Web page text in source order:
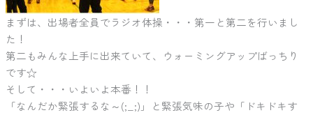
まずは、出場者全員でラジオ体操・・・第一と第二を行いまし
た！
第二もみんな上手に出来ていて、ウォーミングアップばっちり
です☆
そして・・・いよいよ本番！！
「なんだか緊張するな～(;_;)」と緊張気味の子や「ドキドキす